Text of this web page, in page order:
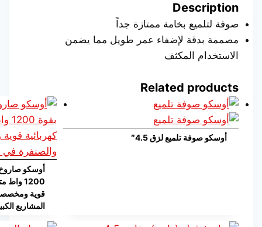
Description
صوفة لتلميع بخامة ممتازة جداً
مصممة بدقة لإضفاء عمر طويل مما يضمن
الاستخدام المكثف
Related products
أوسكو صوفة تلميع لزق 4.5″
1200
قوية ومخصصة
المشاريع